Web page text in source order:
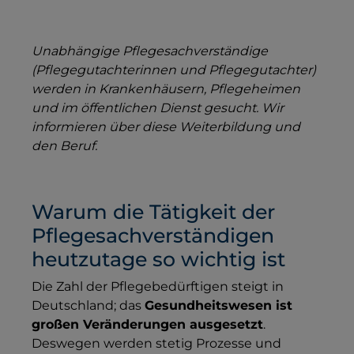
Unabhängige Pflegesachverständige
(Pflegegutachterinnen und Pflegegutachter)
werden in Krankenhäusern, Pflegeheimen
und im öffentlichen Dienst gesucht. Wir
informieren über diese Weiterbildung und
den Beruf.
Warum die Tätigkeit der
Pflegesachverständigen
heutzutage so wichtig ist
Die Zahl der Pflegebedürftigen steigt in
Deutschland; das Gesundheitswesen ist
großen Veränderungen ausgesetzt.
Deswegen werden stetig Prozesse und